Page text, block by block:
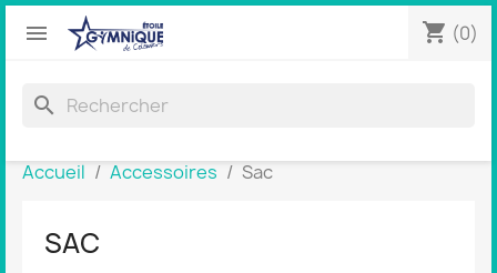
 shopping_cart (0)
search
Accueil Accessoires Sac
SAC